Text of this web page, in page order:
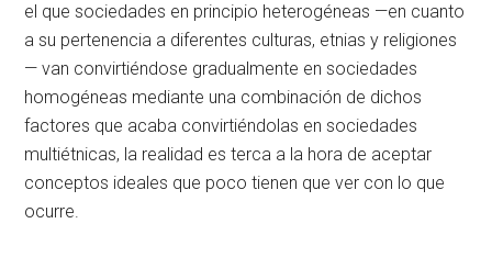
el que sociedades en principio heterogéneas —en cuanto
a su pertenencia a diferentes culturas, etnias y religiones
— van convirtiéndose gradualmente en sociedades
homogéneas mediante una combinación de dichos
factores que acaba convirtiéndolas en sociedades
multiétnicas, la realidad es terca a la hora de aceptar
conceptos ideales que poco tienen que ver con lo que
ocurre.